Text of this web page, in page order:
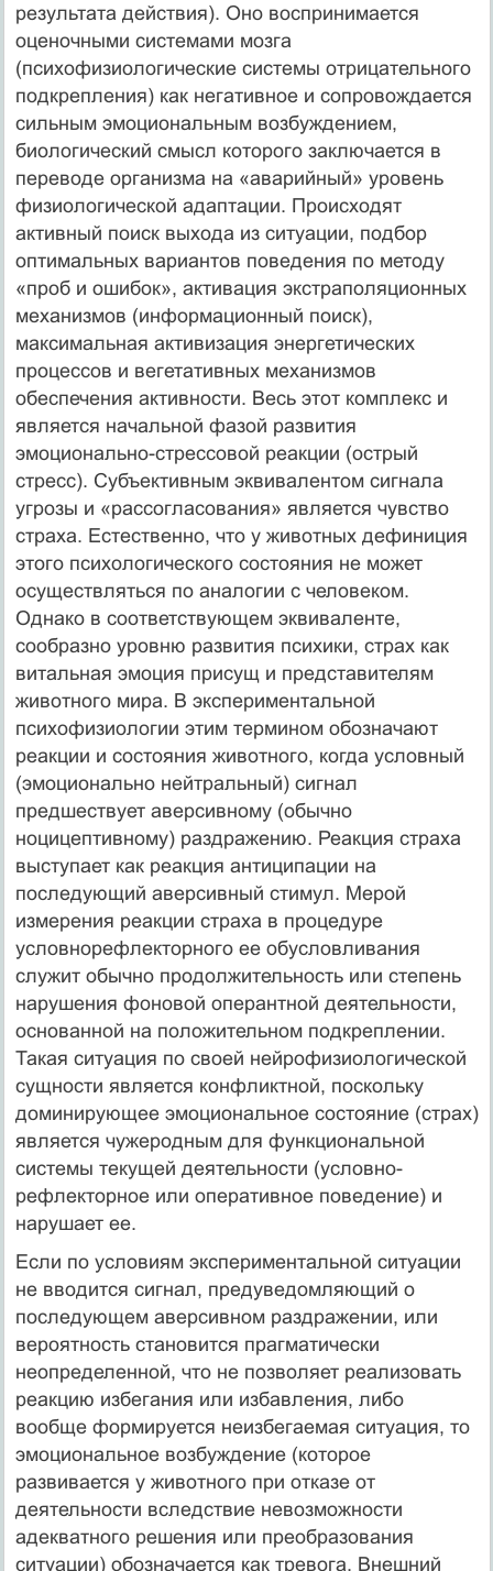
результата действия). Оно воспринимается
оценочными системами мозга
(психофизиологические системы отрицательного
подкрепления) как негативное и сопровождается
сильным эмоциональным возбуждением,
биологический смысл которого заключается в
переводе организма на «аварийный» уровень
физиологической адаптации. Происходят
активный поиск выхода из ситуации, подбор
оптимальных вариантов поведения по методу
«проб и ошибок», активация экстраполяционных
механизмов (информационный поиск),
максимальная активизация энергетических
процессов и вегетативных механизмов
обеспечения активности. Весь этот комплекс и
является начальной фазой развития
эмоционально-стрессовой реакции (острый
стресс). Субъективным эквивалентом сигнала
угрозы и «рассогласования» является чувство
страха. Естественно, что у животных дефиниция
этого психологического состояния не может
осуществляться по аналогии с человеком.
Однако в соответствующем эквиваленте,
сообразно уровню развития психики, страх как
витальная эмоция присущ и представителям
животного мира. В экспериментальной
психофизиологии этим термином обозначают
реакции и состояния животного, когда условный
(эмоционально нейтральный) сигнал
предшествует аверсивному (обычно
ноцицептивному) раздражению. Реакция страха
выступает как реакция антиципации на
последующий аверсивный стимул. Мерой
измерения реакции страха в процедуре
условнорефлекторного ее обусловливания
служит обычно продолжительность или степень
нарушения фоновой оперантной деятельности,
основанной на положительном подкреплении.
Такая ситуация по своей нейрофизиологической
сущности является конфликтной, поскольку
доминирующее эмоциональное состояние (страх)
является чужеродным для функциональной
системы текущей деятельности (условно-
рефлекторное или оперативное поведение) и
нарушает ее.
Если по условиям экспериментальной ситуации
не вводится сигнал, предуведомляющий о
последующем аверсивном раздражении, или
вероятность становится прагматически
неопределенной, что не позволяет реализовать
реакцию избегания или избавления, либо
вообще формируется неизбегаемая ситуация, то
эмоциональное возбуждение (которое
развивается у животного при отказе от
деятельности вследствие невозможности
адекватного решения или преобразования
ситуации) обозначается как тревога. Внешний